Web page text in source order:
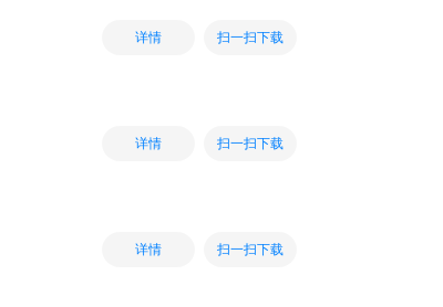
详情 扫一扫下载
详情 扫一扫下载
详情 扫一扫下载